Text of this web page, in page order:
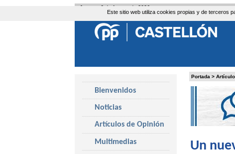
Este sitio web utiliza cookies propias y de terceros
Portada >
Un
Bienvenidos
Noticias
Artículos de Opinión
Multimedias
Jueves, 6 de Agosto de 2026